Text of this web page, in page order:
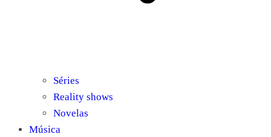
Séries
Reality shows
Novelas
Música